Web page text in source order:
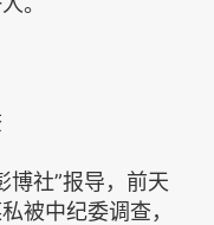
博社”报导，前天
被中纪委调查，